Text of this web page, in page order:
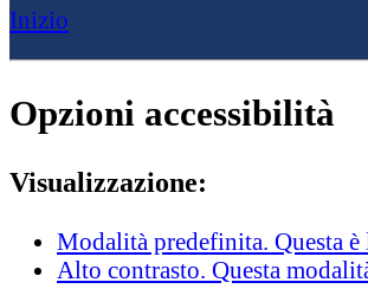
Inizio
Opzioni accessibilità
Visualizzazione:
Modalità predefinita. Questa
Alto contrasto. Questa